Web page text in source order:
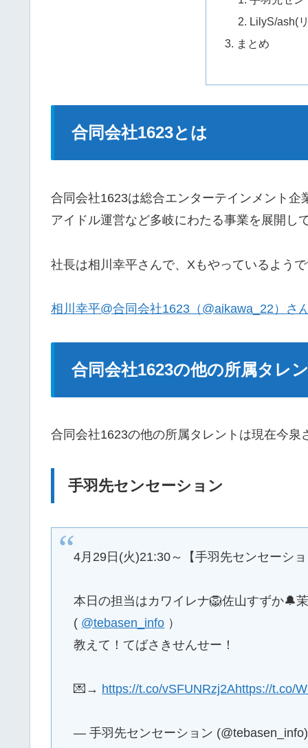
LilyS/ash(
まとめ
合同会社1623とは
合同会社1623は総合エンターテインメント
アイドル運営など多岐にわたる事業を展開し
社長は相川幸平さんで、Xもやっているよう
相川幸平@合同会社1623（@aikawa_22）さ
合同会社1623の他の所属タレ
合同会社1623の他の所属タレントは現在今
手羽先センセーション
4月29日(火)21:30～【手羽先センセーシ
本日の担当はカワイレナ🦁佐山すずか🔔
( @tebasen_info ）
教えて！てばさきせんせー！
💌→ https://t.co/vSFUNRzj2Ahttps://t.co/
— 手羽先センセーション